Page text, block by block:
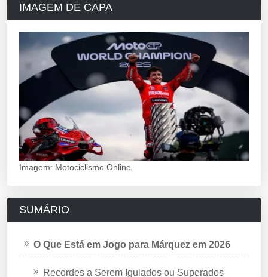
IMAGEM DE CAPA
Imagem: Motociclismo Online
SUMÁRIO
O Que Está em Jogo para Márquez em 2026
Recordes a Serem Igulados ou Superados